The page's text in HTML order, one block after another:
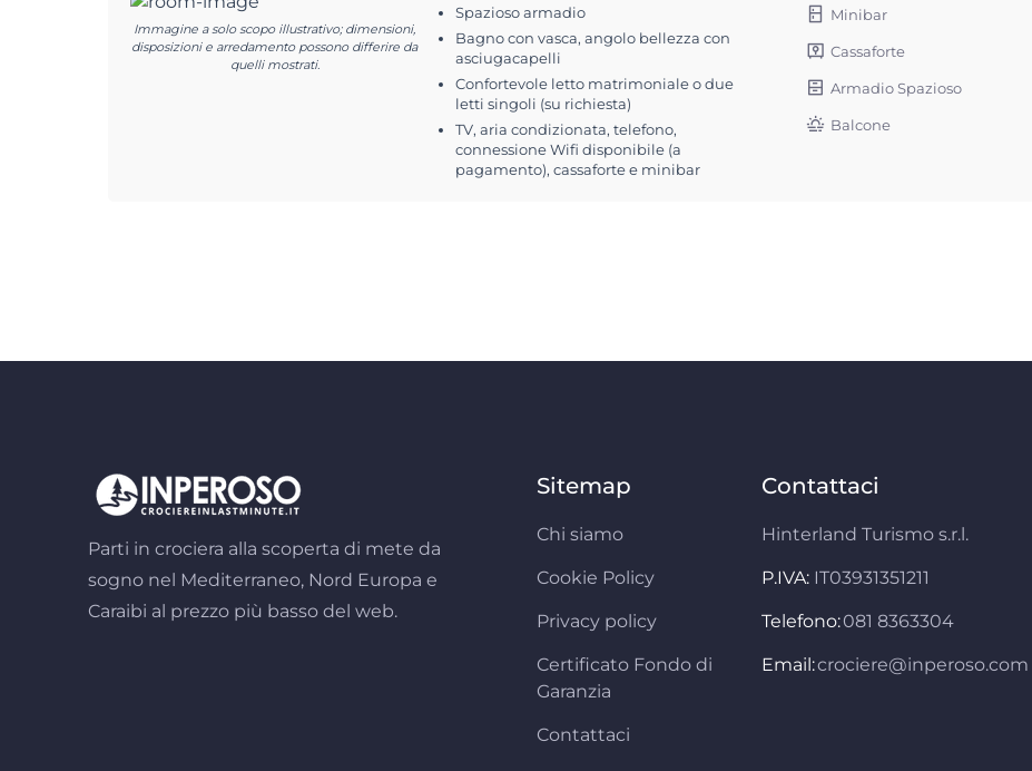
Immagine a solo scopo illustrativo; dimensioni,
disposizioni e arredamento possono differire da
quelli mostrati.
Spazioso armadio
Bagno con vasca, angolo bellezza con
asciugacapelli
Confortevole letto matrimoniale o due
letti singoli (su richiesta)
TV, aria condizionata, telefono,
connessione Wifi disponibile (a
pagamento), cassaforte e minibar
Minibar
Cassaforte
Armadio Spazioso
Balcone
Parti in crociera alla scoperta di mete da
sogno nel Mediterraneo, Nord Europa e
Caraibi al prezzo più basso del web.
Sitemap
Chi siamo
Cookie Policy
Privacy policy
Certificato Fondo di
Garanzia
Contattaci
Contattaci
Hinterland Turismo s.r.l.
P.IVA: IT03931351211
Telefono:081 8363304
Email:crociere@inperoso.com